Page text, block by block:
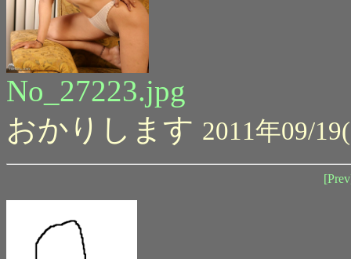
No_27223.jpg
おかりします 2011年09/